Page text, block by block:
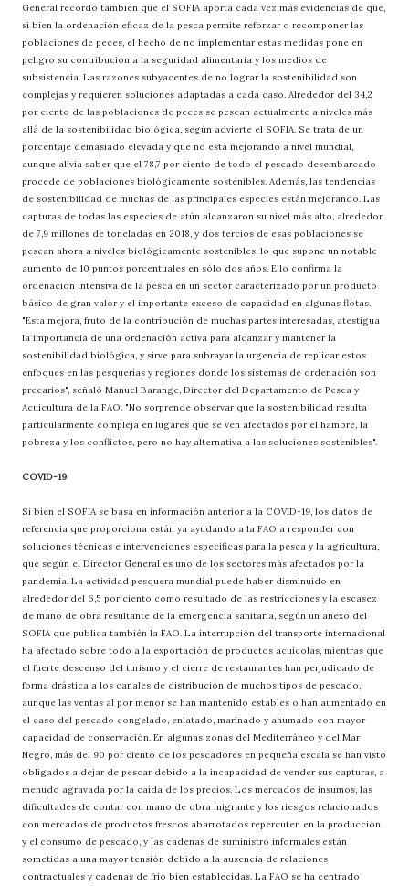
General recordó también que el SOFIA aporta cada vez más evidencias de que,
si bien la ordenación eficaz de la pesca permite reforzar o recomponer las
poblaciones de peces, el hecho de no implementar estas medidas pone en
peligro su contribución a la seguridad alimentaria y los medios de
subsistencia. Las razones subyacentes de no lograr la sostenibilidad son
complejas y requieren soluciones adaptadas a cada caso. Alrededor del 34,2
por ciento de las poblaciones de peces se pescan actualmente a niveles más
allá de la sostenibilidad biológica, según advierte el SOFIA. Se trata de un
porcentaje demasiado elevada y que no está mejorando a nivel mundial,
aunque alivia saber que el 78,7 por ciento de todo el pescado desembarcado
procede de poblaciones biológicamente sostenibles. Además, las tendencias
de sostenibilidad de muchas de las principales especies están mejorando. Las
capturas de todas las especies de atún alcanzaron su nivel más alto, alrededor
de 7,9 millones de toneladas en 2018, y dos tercios de esas poblaciones se
pescan ahora a niveles biológicamente sostenibles, lo que supone un notable
aumento de 10 puntos porcentuales en sólo dos años. Ello confirma la
ordenación intensiva de la pesca en un sector caracterizado por un producto
básico de gran valor y el importante exceso de capacidad en algunas flotas.
"Esta mejora, fruto de la contribución de muchas partes interesadas, atestigua
la importancia de una ordenación activa para alcanzar y mantener la
sostenibilidad biológica, y sirve para subrayar la urgencia de replicar estos
enfoques en las pesquerías y regiones donde los sistemas de ordenación son
precarios", señaló Manuel Barange, Director del Departamento de Pesca y
Acuicultura de la FAO. "No sorprende observar que la sostenibilidad resulta
particularmente compleja en lugares que se ven afectados por el hambre, la
pobreza y los conflictos, pero no hay alternativa a las soluciones sostenibles".
COVID-19
Si bien el SOFIA se basa en información anterior a la COVID-19, los datos de
referencia que proporciona están ya ayudando a la FAO a responder con
soluciones técnicas e intervenciones específicas para la pesca y la agricultura,
que según el Director General es uno de los sectores más afectados por la
pandemia. La actividad pesquera mundial puede haber disminuido en
alrededor del 6,5 por ciento como resultado de las restricciones y la escasez
de mano de obra resultante de la emergencia sanitaria, según un anexo del
SOFIA que publica también la FAO. La interrupción del transporte internacional
ha afectado sobre todo a la exportación de productos acuícolas, mientras que
el fuerte descenso del turismo y el cierre de restaurantes han perjudicado de
forma drástica a los canales de distribución de muchos tipos de pescado,
aunque las ventas al por menor se han mantenido estables o han aumentado en
el caso del pescado congelado, enlatado, marinado y ahumado con mayor
capacidad de conservación. En algunas zonas del Mediterráneo y del Mar
Negro, más del 90 por ciento de los pescadores en pequeña escala se han visto
obligados a dejar de pescar debido a la incapacidad de vender sus capturas, a
menudo agravada por la caída de los precios. Los mercados de insumos, las
dificultades de contar con mano de obra migrante y los riesgos relacionados
con mercados de productos frescos abarrotados repercuten en la producción
y el consumo de pescado, y las cadenas de suministro informales están
sometidas a una mayor tensión debido a la ausencia de relaciones
contractuales y cadenas de frío bien establecidas. La FAO se ha centrado